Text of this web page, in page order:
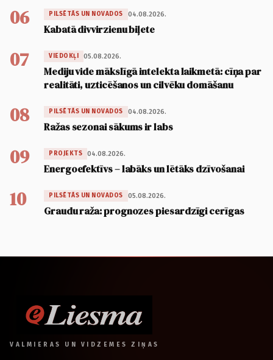
06 PILSĒTĀS UN NOVADOS 04.08.2026.
Kabatā divvirzienu biļete
07 VIEDOKĻI 05.08.2026.
Mediju vide mākslīgā intelekta laikmetā: cīņa par
realitāti, uzticēšanos un cilvēku domāšanu
08 PILSĒTĀS UN NOVADOS 04.08.2026.
Ražas sezonai sākums ir labs
09 PROJEKTS 04.08.2026.
Energoefektīvs – labāks un lētāks dzīvošanai
10 PILSĒTĀS UN NOVADOS 05.08.2026.
Graudu raža: prognozes piesardzīgi cerīgas
VALMIERAS UN VIDZEMES ZIŅAS